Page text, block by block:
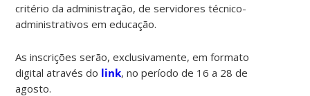
critério da administração, de servidores técnico-
administrativos em educação.
As inscrições serão, exclusivamente, em formato
digital através do link, no período de 16 a 28 de
agosto.